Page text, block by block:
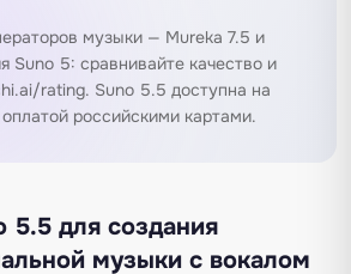
музыки — Mureka 7.5 и
Suno 5: сравнивайте качество и
rating. Suno 5.5 доступна на
российскими картами.
5.5 для создания
музыки с вокалом